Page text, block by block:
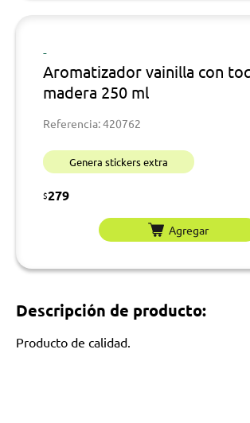
-
Aromatizador vainilla con
madera 250 ml
Referencia: 420762
Genera stickers extra
$279
Agregar
Descripción de producto:
Producto de calidad.